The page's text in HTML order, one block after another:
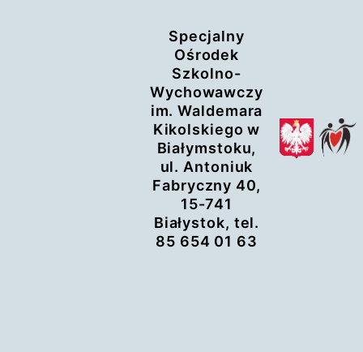
Specjalny
Ośrodek
Szkolno-
Wychowawczy
im. Waldemara
Kikolskiego w
Białymstoku,
ul. Antoniuk
Fabryczny 40,
15-741
Białystok, tel.
85 654 01 63